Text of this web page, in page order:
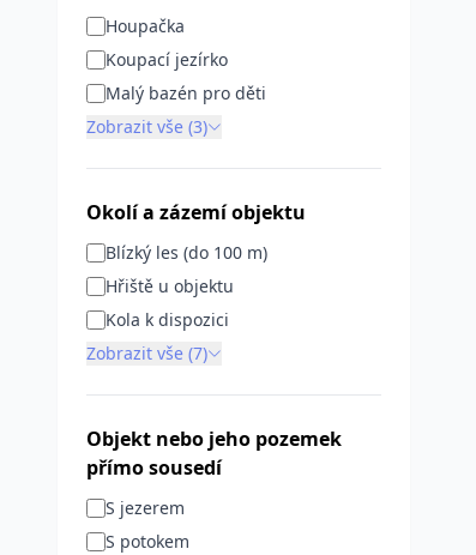
Houpačka
Koupací jezírko
Malý bazén pro děti
Zobrazit vše (3)
Okolí a zázemí objektu
Blízký les (do 100 m)
Hřiště u objektu
Kola k dispozici
Zobrazit vše (7)
Objekt nebo jeho pozemek
přímo sousedí
S jezerem
S potokem